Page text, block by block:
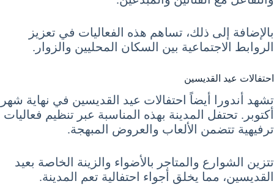
بالإضافة إلى ذلك، تساهم هذه الفعاليات في تعزيز
الروابط الاجتماعية بين السكان المحليين والزوار.
احتفالات عيد القديسين
تشهد أندورا أيضاً احتفالات عيد القديسين في نهاية شهر
أكتوبر. تحتفل المدينة بهذه المناسبة عبر تنظيم فعاليات
ترفيهية تتضمن الألعاب والعروض المبهجة.
تتزين الشوارع والمتاجر بالأضواء والزينة الخاصة بعيد
القديسين، مما يخلق أجواء احتفالية تعم المدينة.